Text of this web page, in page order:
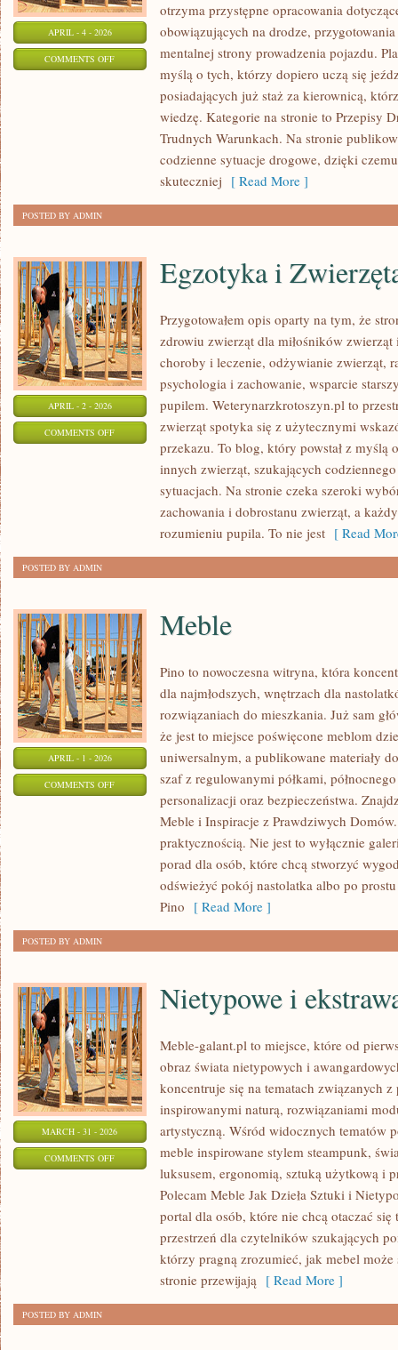
APRIL - 4 - 2026
COMMENTS OFFON
BEZPIECZEŃSTWO
otrzyma przystępne opracowania
obowiązujących na drodze,
mentalnej strony prowadzenia pojazdu.
myślą o tych, którzy dopiero uczą się
posiadających już staż za kierownicą,
wiedzę. Kategorie na stronie to Przepisy
Trudnych Warunkach. Na stronie
codzienne sytuacje drogowe, dzięki
skuteczniej [ Read More ]
POSTED BY ADMIN
APRIL - 2 - 2026
COMMENTS OFFON
EGZOTYKA
ZWIERZĘTA
NIETYPOWE
Egzotyka i
Przygotowałem opis oparty na tym, że
zdrowiu zwierząt dla miłośników
choroby i leczenie, odżywianie zwierząt,
psychologia i zachowanie, wsparcie
pupilem. Weterynarzkrotoszyn.pl to
zwierząt spotyka się z użytecznymi
przekazu. To blog, który powstał z myślą
innych zwierząt, szukających
sytuacjach. Na stronie czeka szeroki
zachowania i dobrostanu zwierząt, a
rozumieniu pupila. To nie jest [ Read
POSTED BY ADMIN
APRIL - 1 - 2026
COMMENTS OFFON
Meble
Pino to nowoczesna witryna, która
dla najmłodszych, wnętrzach dla
rozwiązaniach do mieszkania. Już sam
że jest to miejsce poświęcone meblom
uniwersalnym, a publikowane materiały
szaf z regulowanymi półkami,
personalizacji oraz bezpieczeństwa.
Meble i Inspiracje z Prawdziwych
praktycznością. Nie jest to wyłącznie
porad dla osób, które chcą stworzyć
odświeżyć pokój nastolatka albo po
Pino [ Read More ]
POSTED BY ADMIN
MARCH - 31 - 2026
COMMENTS OFFON
NIETYPOWE
EKSTRAWAGANCKIE
Nietypowe i
Meble-galant.pl to miejsce, które od
obraz świata nietypowych i
koncentruje się na tematach związanych
inspirowanymi naturą, rozwiązaniami
artystyczną. Wśród widocznych tematów
meble inspirowane stylem steampunk,
luksusem, ergonomią, sztuką użytkową i
Polecam Meble Jak Dzieła Sztuki i
portal dla osób, które nie chcą otaczać
przestrzeń dla czytelników szukających
którzy pragną zrozumieć, jak mebel
stronie przewijają [ Read More ]
POSTED BY ADMIN